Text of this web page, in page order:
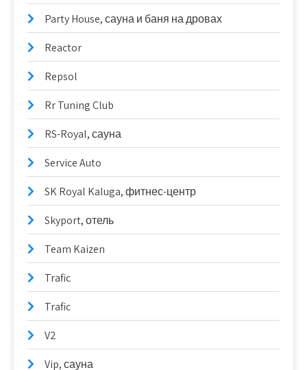
Party House, сауна и баня на дровах
Reactor
Repsol
Rr Tuning Club
RS-Royal, сауна
Service Auto
SK Royal Kaluga, фитнес-центр
Skyport, отель
Team Kaizen
Trafic
Trafic
V2
Vip, сауна